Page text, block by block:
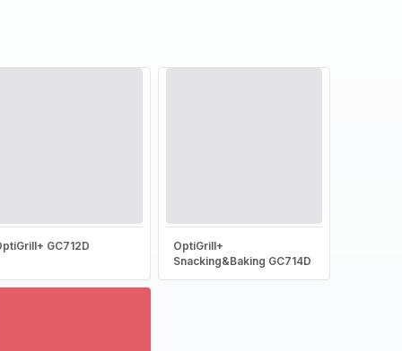
GC712D
OptiGrill+
Snacking&Baking GC714D